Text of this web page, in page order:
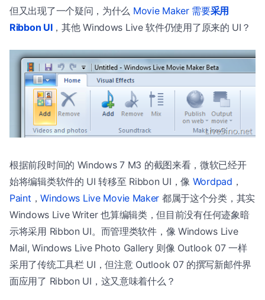
但又出现了一个疑问，为什么 Movie Maker 需要采用
Ribbon UI，其他 Windows Live 软件仍使用了原来的 UI？
根据前段时间的 Windows 7 M3 的截图来看，微软已经开
始将编辑类软件的 UI 转移至 Ribbon UI，像 Wordpad ，
Paint ，Windows Live Movie Maker 都属于这个分类，其实
Windows Live Writer 也算编辑类，但目前没有任何迹象暗
示将采用 Ribbon UI。而管理类软件，像 Windows Live
Mail, Windows Live Photo Gallery 则像 Outlook 07 一样
采用了传统工具栏 UI，但注意 Outlook 07 的撰写新邮件界
面应用了 Ribbon UI，这又意味着什么？